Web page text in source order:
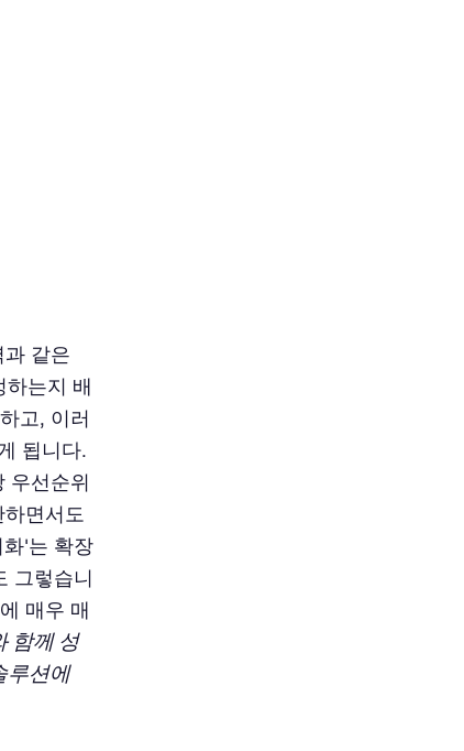
같은
하는지 배
고, 이러
됩니다.
우선순위
면서도
'는 확장
그렇습니
매우 매
함께 성
루션에